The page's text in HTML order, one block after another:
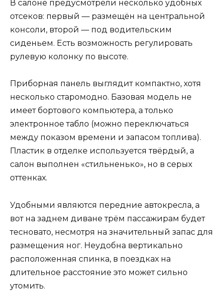
В салоне предусмотрели несколько удобных
отсеков: первый — размещён на центральной
консоли, второй — под водительским
сиденьем. Есть возможность регулировать
рулевую колонку по высоте.
Приборная панель выглядит компактно, хотя
несколько старомодно. Базовая модель не
имеет бортового компьютера, а только
электронное табло (можно переключаться
между показом времени и запасом топлива).
Пластик в отделке используется твёрдый, а
салон выполнен «стильненько», но в серых
оттенках.
Удобными являются передние автокресла, а
вот на заднем диване трём пассажирам будет
тесновато, несмотря на значительный запас для
размещения ног. Неудобна вертикально
расположенная спинка, в поездках на
длительное расстояние это может сильно
утомить.